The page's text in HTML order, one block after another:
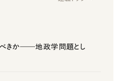
べきか――地政学問題とし